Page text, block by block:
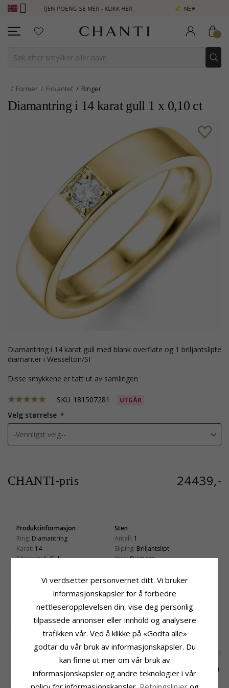
TJEN POENG SE MER - KLIKK HER NEW COLLECTION | AURA
Former Firkantet Ringer
Diamantring i 14 karat gull 1 x 0,10 ct
diamantring i 14 karat gull med blank overflate og 1 briljantslipte
diamanter i Wesselton/SI
Disse smykkene er tatt ut av samlingen
SKU 181507281 UTGÅR
Velg størrelse
CHANTI-pris 24439,-
Produktinformasjon
Ring: Diamantring
Karat: 14
Edelmetall:Gull
Sten
Antall: 1
Sliping: Briljantslipt
Sten:Diamant
Diamantklarhet:SI
Karat:
1 X 0,10
BESLEKTEDE PRODUKTER
Vi verdsetter personvernet ditt. Vi bruker
informasjonskapsler for å forbedre
nettleseropplevelsen din, vise deg personlig
tilpassede annonser eller innhold og analysere
trafikken vår. Ved å klikke på «Godta alle»
godtar du vår bruk av informasjonskapsler. Du
kan finne ut mer om vår bruk av
informasjonskapsler og andre teknologier i vår